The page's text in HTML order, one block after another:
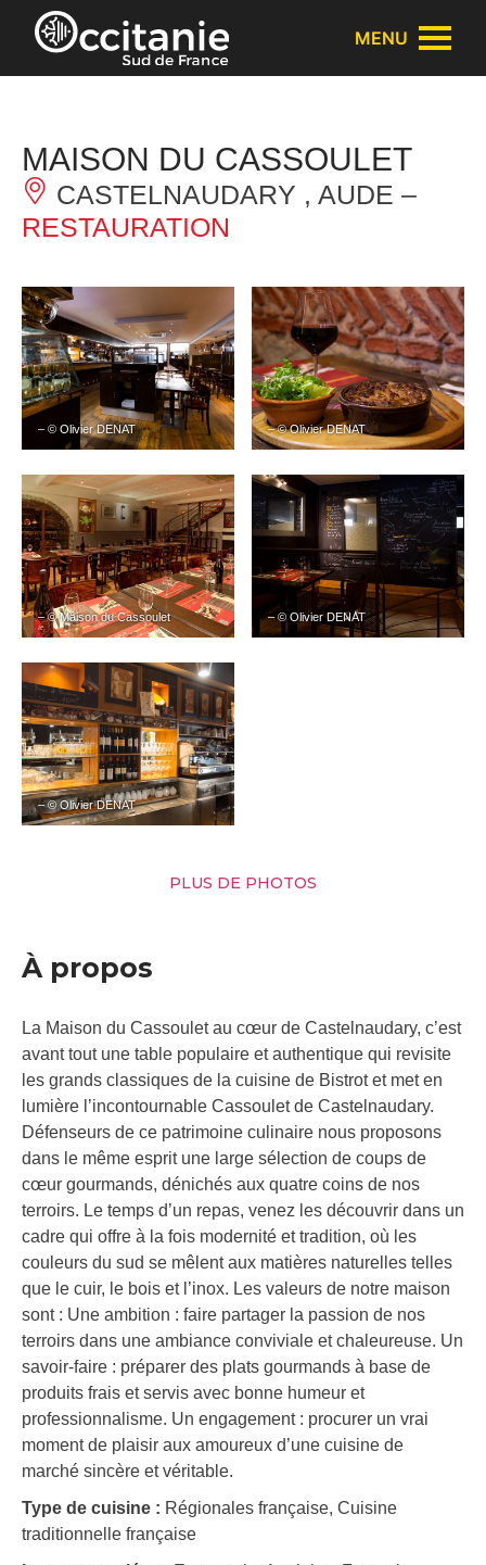
Panneau de gestion des cookies
MENU
MAISON DU CASSOULET
CASTELNAUDARY , AUDE –
RESTAURATION
– © Olivier DENAT – © Olivier DENAT
– © Maison du Cassoulet – © Olivier DENAT
– © Olivier DENAT
PLUS DE PHOTOS
À propos
La Maison du Cassoulet au cœur de Castelnaudary, c’est
avant tout une table populaire et authentique qui revisite
les grands classiques de la cuisine de Bistrot et met en
lumière l’incontournable Cassoulet de Castelnaudary.
Défenseurs de ce patrimoine culinaire nous proposons
dans le même esprit une large sélection de coups de
cœur gourmands, dénichés aux quatre coins de nos
terroirs. Le temps d’un repas, venez les découvrir dans un
cadre qui offre à la fois modernité et tradition, où les
couleurs du sud se mêlent aux matières naturelles telles
que le cuir, le bois et l’inox. Les valeurs de notre maison
sont : Une ambition : faire partager la passion de nos
terroirs dans une ambiance conviviale et chaleureuse. Un
savoir-faire : préparer des plats gourmands à base de
produits frais et servis avec bonne humeur et
professionnalisme. Un engagement : procurer un vrai
moment de plaisir aux amoureux d’une cuisine de
marché sincère et véritable.
Type de cuisine : Régionales française, Cuisine
traditionnelle française